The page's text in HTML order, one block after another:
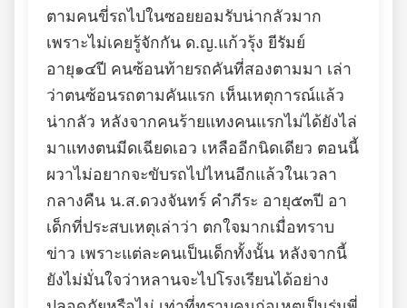
ตามคนขี่รถไปในซอยยอมรับน่ากลัวมาก
เพราะไม่เคยรู้จักกัน ด.ญ.แก้วรุ้ง ยีรัมย์
อายุ๑๔ปี คนซ้อนท้ายรถคันที่สองตามมา เล่า
ว่าตนซ้อนรถตามคันแรก เห็นเหตุการณ์แล้ว
น่ากลัว หลังจากคนร้ายแทงคนแรกไม่ได้ยังไล่
มาแทงตนมีดเฉียดเอว เหลืออีกนิดเดียว ตอนนี้
ผวาไม่อยากจะขับรถไปไหนอีกแล้วในเวลา
กลางคืน น.ส.ดวงจันทร์ คำภีระ อายุ๕๓ปี อา
เด็กที่ประสบเหตุเล่าว่า ตกใจมากเมื่อทราบ
ข่าว เพราะแต่ละคนเป็นเด็กทั้งนั้น หลังจากนี้
ยังไม่มั่นใจว่าหลานจะไปโรงเรียนได้อย่าง